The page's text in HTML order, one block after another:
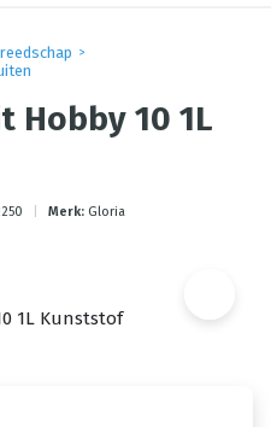
Hobby 10 1L
Merk: Gloria